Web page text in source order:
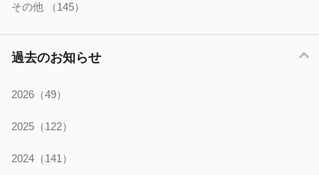
その他 （145）
過去のお知らせ
2026 （49）
2025 （122）
2024 （141）